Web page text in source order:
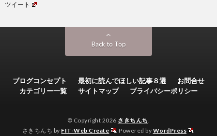
ツイート
Back to Top
ブログコンセプト 最初に読んでほしい記事８選
お問合せ
カテゴリー一覧
サイトマップ プライバシーポリシー
© Copyright 2026 さきちんち.
さきちんち by FIT-Web Create . Powered by WordPress .